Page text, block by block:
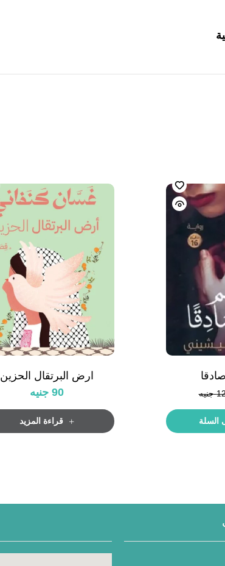
جنيه
السلة
ارض البرتقال الحزين
90 جنيه
قراءة المزيد